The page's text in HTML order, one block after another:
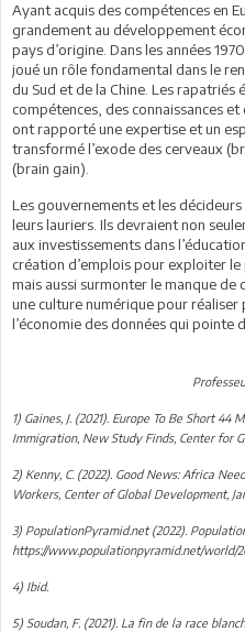
Ayant acquis des compétences en
grandement au développement
pays d’origine. Dans les années
joué un rôle fondamental dans le
du Sud et de la Chine. Les rapatriés
compétences, des connaissances
ont rapporté une expertise et un
transformé l’exode des cerveaux
(brain gain).
Les gouvernements et les
leurs lauriers. Ils devraient non
aux investissements dans
création d’emplois pour exploiter
mais aussi surmonter le manque
une culture numérique pour
l’économie des données qui pointe
1) Gaines, J. (2021). Europe To Be Short
Immigration, New Study Finds, Center for
2) Kenny, C. (2022). Good News: Africa
Workers, Center of Global Development,
3) PopulationPyramid.net (2022).
https://www.populationpyramid.net/world/
4) Ibid.
5) Soudan, F. (2021). La fin de la race